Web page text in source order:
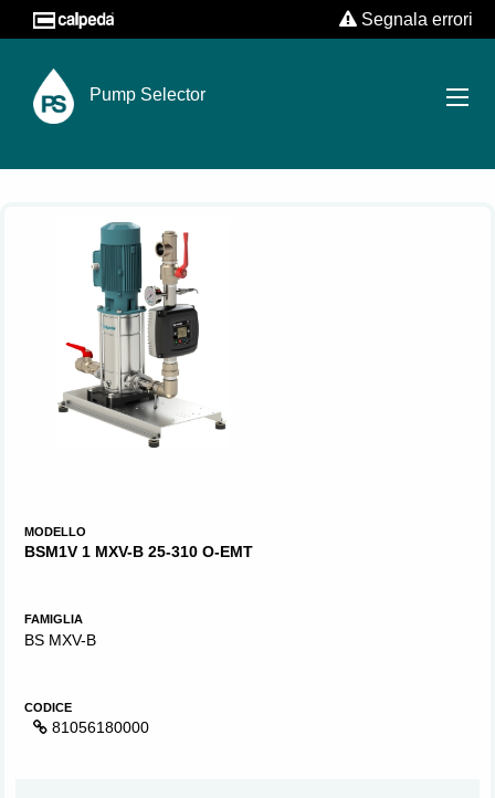
Segnala errori
Pump Selector
MODELLO
BSM1V 1 MXV-B 25-310 O-EMT
FAMIGLIA
BS MXV-B
CODICE
81056180000